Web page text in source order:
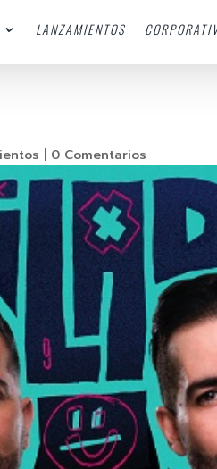
LANZAMIENTOS
| 0 Comentarios